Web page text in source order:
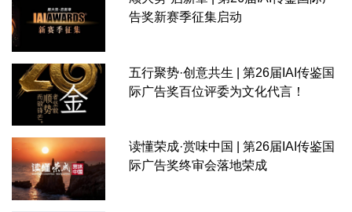
告奖新赛季征集启动
五行聚势·创意共生 | 第26届IAI传鉴国
际广告奖百位评委为文化代言！
读懂荣成·赏味中国 | 第26届IAI传鉴国
际广告奖终审会落地荣成